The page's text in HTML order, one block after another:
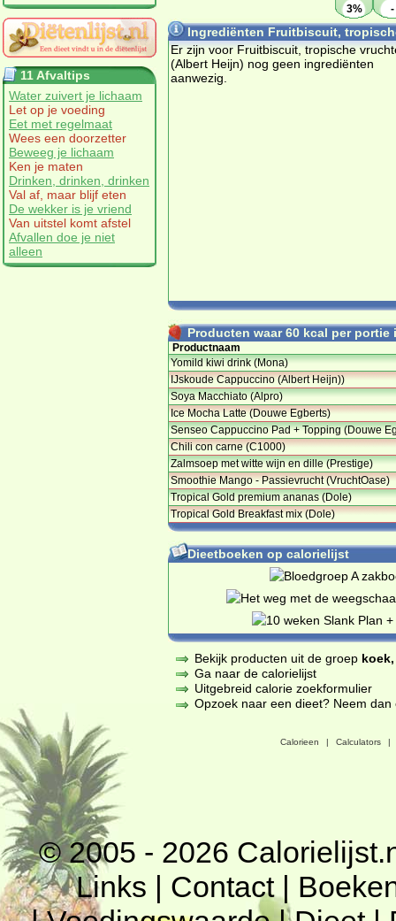
11 Afvaltips
Water zuivert je lichaam
Let op je voeding
Eet met regelmaat
Wees een doorzetter
Beweeg je lichaam
Ken je maten
Drinken, drinken, drinken
Val af, maar blijf eten
De wekker is je vriend
Van uitstel komt afstel
Afvallen doe je niet
alleen
3%
-
Ingrediënten Fruitbiscuit,
Er zijn voor Fruitbiscuit, tropische
(Albert Heijn) nog geen ingrediënten
aanwezig.
Producten waar 60 kcal per portie
Productnaam
Yomild kiwi drink (Mona)
IJskoude Cappuccino (Albert Heijn))
Soya Macchiato (Alpro)
Ice Mocha Latte (Douwe Egberts)
Senseo Cappuccino Pad + Topping (Douwe
Chili con carne (C1000)
Zalmsoep met witte wijn en dille (Prestige)
Smoothie Mango - Passievrucht (VruchtOase)
Tropical Gold premium ananas (Dole)
Tropical Gold Breakfast mix (Dole)
Dieetboeken op calorielijst
Bekijk producten uit de groep
Ga naar de calorielijst
Uitgebreid calorie zoekformulier
Opzoek naar een dieet? Neem
Calorieen | Calculators |
© 2005 - 2026
Links | Contact|